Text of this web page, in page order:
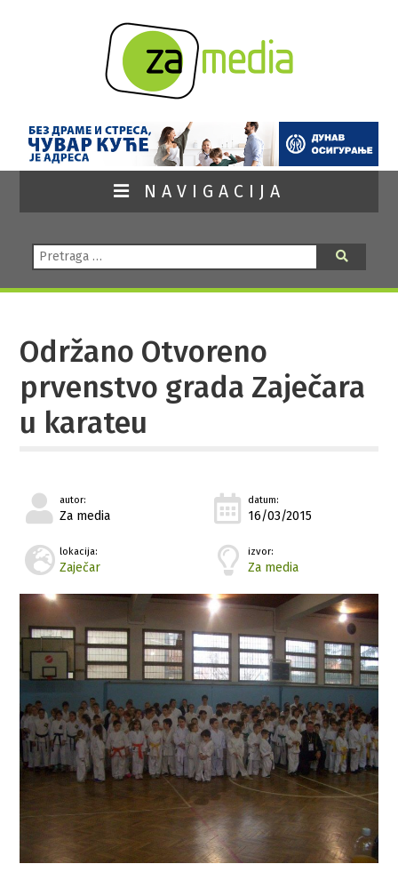
NAVIGACIJA
Pretraga:
Održano Otvoreno
prvenstvo grada Zaječara
u karateu
autor:
Za media
datum:
16/03/2015
lokacija:
Zaječar
izvor:
Za media